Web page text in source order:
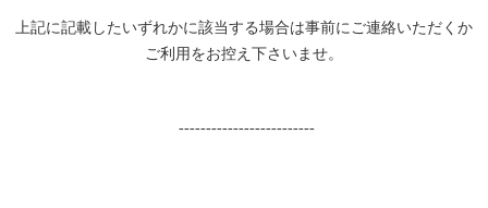
上記に記載したいずれかに該当する場合は事前にご連絡いただくか
ご利用をお控え下さいませ。
-------------------------